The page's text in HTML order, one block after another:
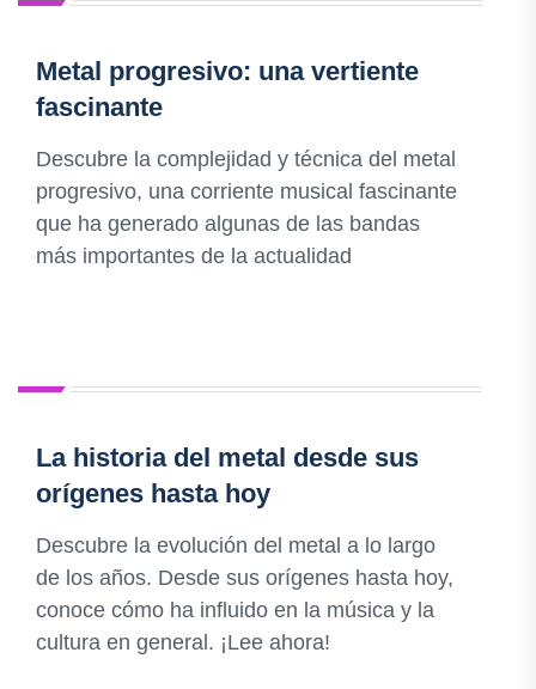
Metal progresivo: una vertiente
fascinante
Descubre la complejidad y técnica del metal
progresivo, una corriente musical fascinante
que ha generado algunas de las bandas
más importantes de la actualidad
La historia del metal desde sus
orígenes hasta hoy
Descubre la evolución del metal a lo largo
de los años. Desde sus orígenes hasta hoy,
conoce cómo ha influido en la música y la
cultura en general. ¡Lee ahora!